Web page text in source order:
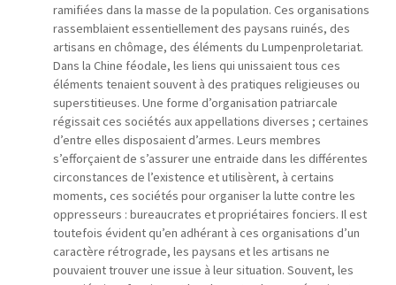
ramifiées dans la masse de la population. Ces organisations
rassemblaient essentiellement des paysans ruinés, des
artisans en chômage, des éléments du Lumpenproletariat.
Dans la Chine féodale, les liens qui unissaient tous ces
éléments tenaient souvent à des pratiques religieuses ou
superstitieuses. Une forme d’organisation patriarcale
régissait ces sociétés aux appellations diverses ; certaines
d’entre elles disposaient d’armes. Leurs membres
s’efforçaient de s’assurer une entraide dans les différentes
circonstances de l’existence et utilisèrent, à certains
moments, ces sociétés pour organiser la lutte contre les
oppresseurs : bureaucrates et propriétaires fonciers. Il est
toutefois évident qu’en adhérant à ces organisations d’un
caractère rétrograde, les paysans et les artisans ne
pouvaient trouver une issue à leur situation. Souvent, les